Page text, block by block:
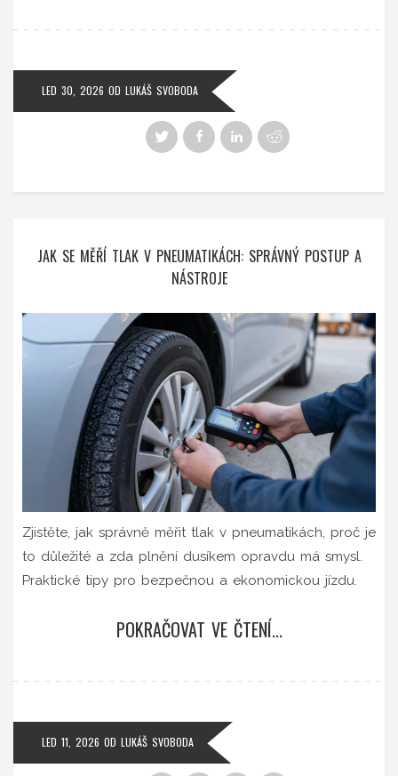
LED 30, 2026 OD LUKÁŠ SVOBODA
JAK SE MĚŘÍ TLAK V PNEUMATIKÁCH: SPRÁVNÝ POSTUP A
NÁSTROJE
Zjistěte, jak správně měřit tlak v pneumatikách, proč je
to důležité a zda plnění dusíkem opravdu má smysl.
Praktické tipy pro bezpečnou a ekonomickou jízdu.
POKRAČOVAT VE ČTENÍ...
LED 11, 2026 OD LUKÁŠ SVOBODA